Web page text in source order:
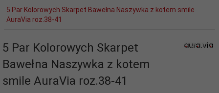
5 Par Kolorowych Skarpet Bawełna Naszywka z kotem smile
AuraVia roz.38-41
5 Par Kolorowych Skarpet
Bawełna Naszywka z kotem
smile AuraVia roz.38-41